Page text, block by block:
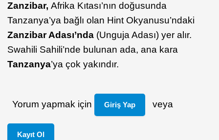
Zanzibar, Afrika Kıtası’nın doğusunda
Tanzanya’ya bağlı olan Hint Okyanusu’ndaki
Zanzibar Adası’nda (Unguja Adası) yer alır.
Swahili Sahili’nde bulunan ada, ana kara
Tanzanya’ya çok yakındır.
Yorum yapmak için Giriş Yap veya
Kayıt Ol